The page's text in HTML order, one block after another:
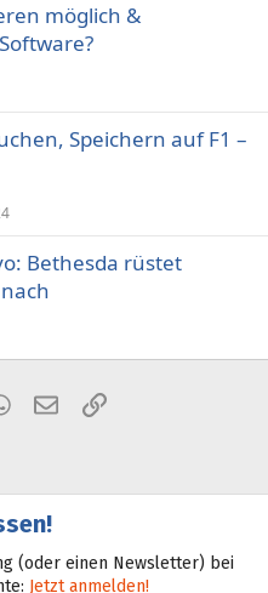
möglich &
Speichern auf F1 –
Bethesda rüstet
WhatsApp
E-MailLink
(oder einen Newsletter) bei
Jetzt anmelden!